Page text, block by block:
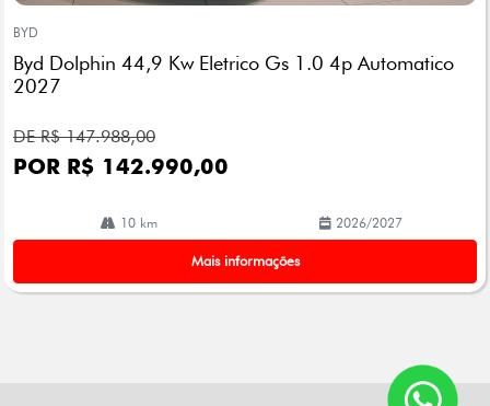
arti
lhe
BYD
Byd Dolphin 44,9 Kw Eletrico Gs 1.0 4p Automatico
2027
DE R$ 147.988,00
POR R$ 142.990,00
10 km 2026/2027
Mais informações